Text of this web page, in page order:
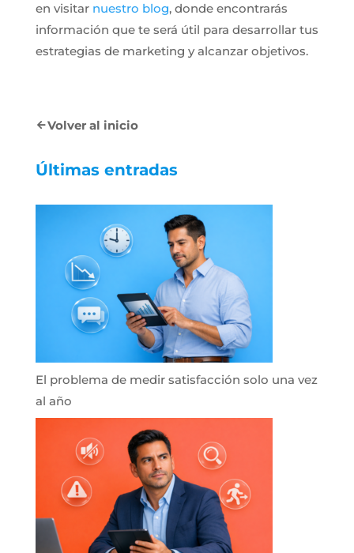
en visitar nuestro blog, donde encontrarás
información que te será útil para desarrollar tus
estrategias de marketing y alcanzar objetivos.
Volver al inicio
Últimas entradas
El problema de medir satisfacción solo una vez
al año